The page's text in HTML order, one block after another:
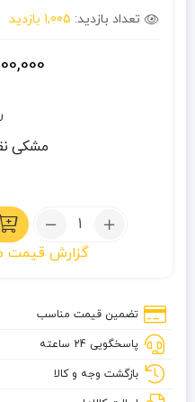
تعداد بازدید: 1,005 بازدید
مشکی
تعداد:
استیل
گزارش قیمت
تضمین قیمت مناسب
پاسخگویی 24 ساعته
بازگشت وجه و کالا